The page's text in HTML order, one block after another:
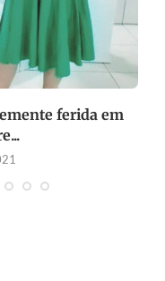
ferida em